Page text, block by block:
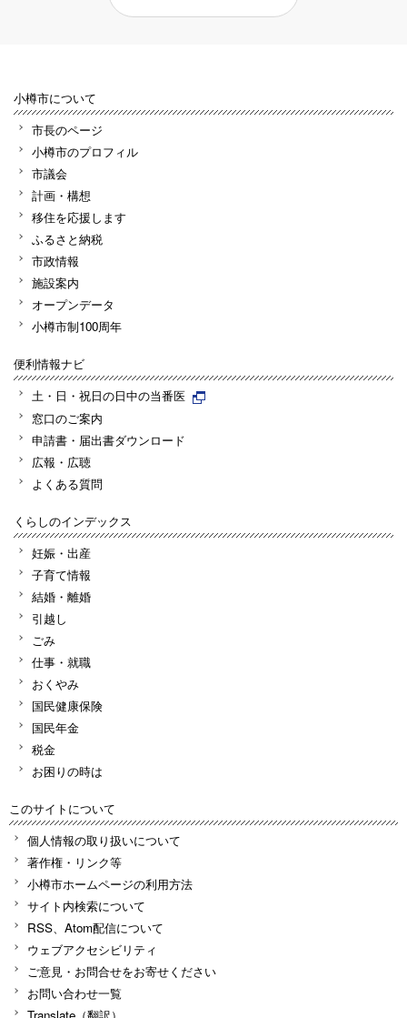
小樽市について
市長のページ
小樽市のプロフィル
市議会
計画・構想
移住を応援します
ふるさと納税
市政情報
施設案内
オープンデータ
小樽市制100周年
便利情報ナビ
土・日・祝日の日中の当番医
窓口のご案内
申請書・届出書ダウンロード
広報・広聴
よくある質問
くらしのインデックス
妊娠・出産
子育て情報
結婚・離婚
引越し
ごみ
仕事・就職
おくやみ
国民健康保険
国民年金
税金
お困りの時は
このサイトについて
個人情報の取り扱いについて
著作権・リンク等
小樽市ホームページの利用方法
サイト内検索について
RSS、Atom配信について
ウェブアクセシビリティ
ご意見・お問合せをお寄せください
お問い合わせ一覧
Translate（翻訳）